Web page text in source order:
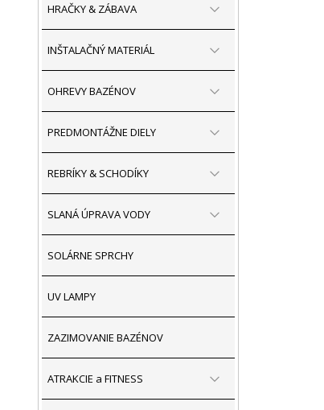
HRAČKY & ZÁBAVA
INŠTALAČNÝ MATERIÁL
OHREVY BAZÉNOV
PREDMONTÁŽNE DIELY
REBRÍKY & SCHODÍKY
SLANÁ ÚPRAVA VODY
SOLÁRNE SPRCHY
UV LAMPY
ZAZIMOVANIE BAZÉNOV
ATRAKCIE a FITNESS